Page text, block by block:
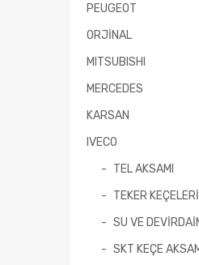
PEUGEOT
ORJİNAL
MITSUBISHI
MERCEDES
KARSAN
IVECO
TEL AKSAMI
TEKER KEÇELERİ
SU VE
SKT KEÇE